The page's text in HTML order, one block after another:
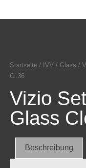
Startseite / IVV / Glass /
Cl.36
Vizio
Glass
Beschreibung